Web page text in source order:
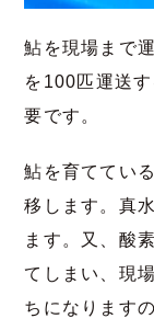
鮎を現場まで
を100匹運送
要です。
鮎を育ててい
移します。真
ます。又、酸
てしまい、現
ちになります